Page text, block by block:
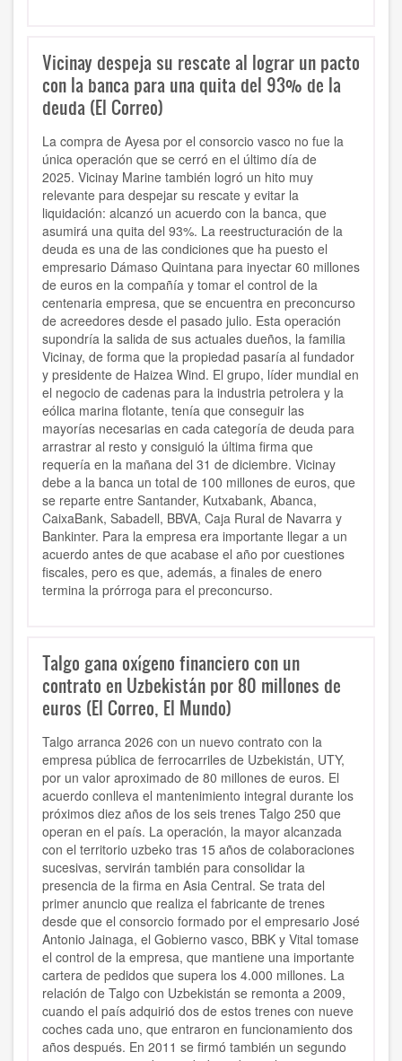
Vicinay despeja su rescate al lograr un pacto
con la banca para una quita del 93% de la
deuda (El Correo)
La compra de Ayesa por el consorcio vasco no fue la
única operación que se cerró en el último día de
2025. Vicinay Marine también logró un hito muy
relevante para despejar su rescate y evitar la
liquidación: alcanzó un acuerdo con la banca, que
asumirá una quita del 93%. La reestructuración de la
deuda es una de las condiciones que ha puesto el
empresario Dámaso Quintana para inyectar 60 millones
de euros en la compañía y tomar el control de la
centenaria empresa, que se encuentra en preconcurso
de acreedores desde el pasado julio. Esta operación
supondría la salida de sus actuales dueños, la familia
Vicinay, de forma que la propiedad pasaría al fundador
y presidente de Haizea Wind. El grupo, líder mundial en
el negocio de cadenas para la industria petrolera y la
eólica marina flotante, tenía que conseguir las
mayorías necesarias en cada categoría de deuda para
arrastrar al resto y consiguió la última firma que
requería en la mañana del 31 de diciembre. Vicinay
debe a la banca un total de 100 millones de euros, que
se reparte entre Santander, Kutxabank, Abanca,
CaixaBank, Sabadell, BBVA, Caja Rural de Navarra y
Bankinter. Para la empresa era importante llegar a un
acuerdo antes de que acabase el año por cuestiones
fiscales, pero es que, además, a finales de enero
termina la prórroga para el preconcurso.
Talgo gana oxígeno financiero con un
contrato en Uzbekistán por 80 millones de
euros (El Correo, El Mundo)
Talgo arranca 2026 con un nuevo contrato con la
empresa pública de ferrocarriles de Uzbekistán, UTY,
por un valor aproximado de 80 millones de euros. El
acuerdo conlleva el mantenimiento integral durante los
próximos diez años de los seis trenes Talgo 250 que
operan en el país. La operación, la mayor alcanzada
con el territorio uzbeko tras 15 años de colaboraciones
sucesivas, servirán también para consolidar la
presencia de la firma en Asia Central. Se trata del
primer anuncio que realiza el fabricante de trenes
desde que el consorcio formado por el empresario José
Antonio Jainaga, el Gobierno vasco, BBK y Vital tomase
el control de la empresa, que mantiene una importante
cartera de pedidos que supera los 4.000 millones. La
relación de Talgo con Uzbekistán se remonta a 2009,
cuando el país adquirió dos de estos trenes con nueve
coches cada uno, que entraron en funcionamiento dos
años después. En 2011 se firmó también un segundo